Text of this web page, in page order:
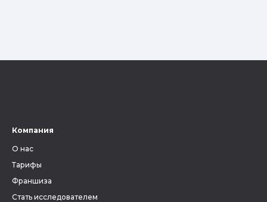
Компания
О нас
Тарифы
Франшиза
Стать исследователем